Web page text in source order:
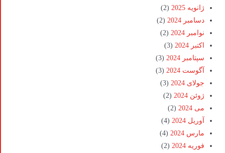
ژانویه 2025
(2)
دسامبر 2024
(2)
نوامبر 2024
(2)
اکتبر 2024
(3)
سپتامبر 2024
(3)
آگوست 2024
(3)
جولای 2024
(3)
ژوئن 2024
(2)
می 2024
(2)
آوریل 2024
(4)
مارس 2024
(4)
فوریه 2024
(2)